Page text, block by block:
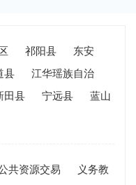
祁阳县
东安
县
江华瑶族自治
田县 宁远县
蓝山
共资源交易
义务教